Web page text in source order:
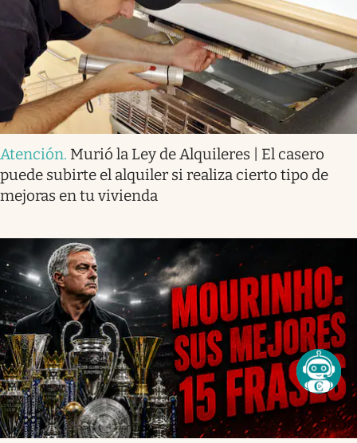
Atención. Murió la Ley de Alquileres | El casero
puede subirte el alquiler si realiza cierto tipo de
mejoras en tu vivienda